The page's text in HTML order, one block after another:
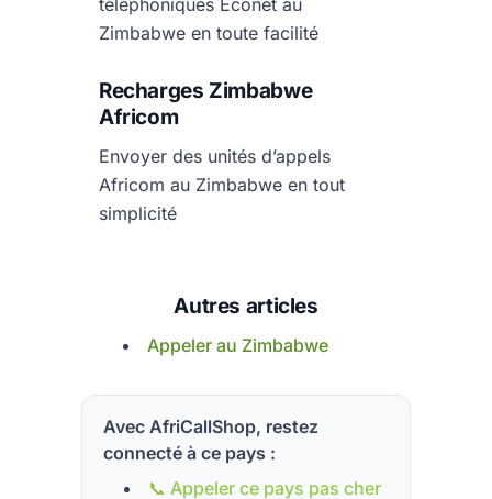
Zimbabwe en toute facilité
Recharges Zimbabwe
Africom
Envoyer des unités d’appels
Africom au Zimbabwe en tout
simplicité
Autres articles
Appeler au Zimbabwe
Avec AfriCallShop, restez
connecté à ce pays :
📞 Appeler ce pays pas cher